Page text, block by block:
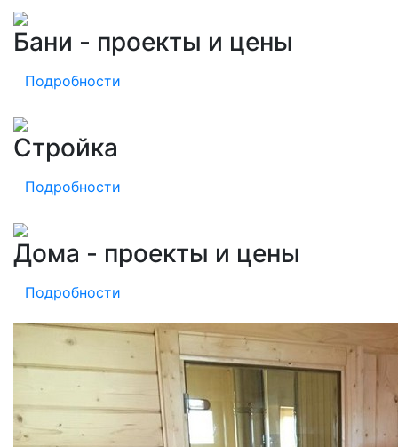
Бани - проекты и цены
Подробности
Стройка
Подробности
Дома - проекты и цены
Подробности